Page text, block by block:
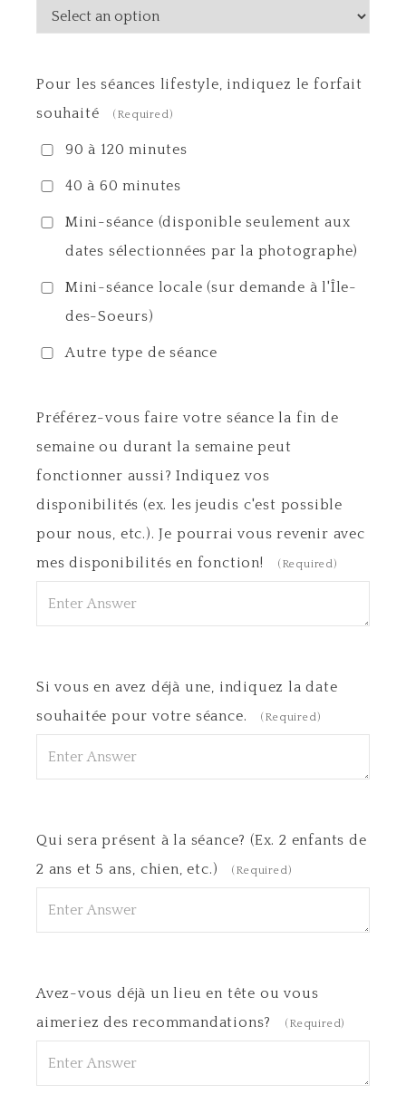
Pour les séances lifestyle, indiquez le forfait
souhaité
(Required)
90 à 120 minutes
40 à 60 minutes
Mini-séance (disponible seulement aux
dates sélectionnées par la photographe)
Mini-séance locale (sur demande à l'Île-
des-Soeurs)
Autre type de séance
Préférez-vous faire votre séance la fin de
semaine ou durant la semaine peut
fonctionner aussi? Indiquez vos
disponibilités (ex. les jeudis c'est possible
pour nous, etc.). Je pourrai vous revenir avec
mes disponibilités en fonction!
(Required)
Si vous en avez déjà une, indiquez la date
souhaitée pour votre séance.
(Required)
Qui sera présent à la séance? (Ex. 2 enfants de
2 ans et 5 ans, chien, etc.)
(Required)
Avez-vous déjà un lieu en tête ou vous
aimeriez des recommandations?
(Required)